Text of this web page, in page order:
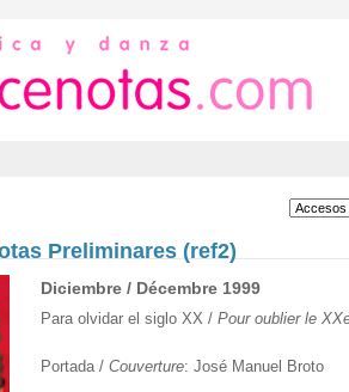
Preliminares (ref2)
Diciembre / Décembre 1999
Para olvidar el siglo XX / Pour oublier le
Portada / Couverture: José Manuel Broto